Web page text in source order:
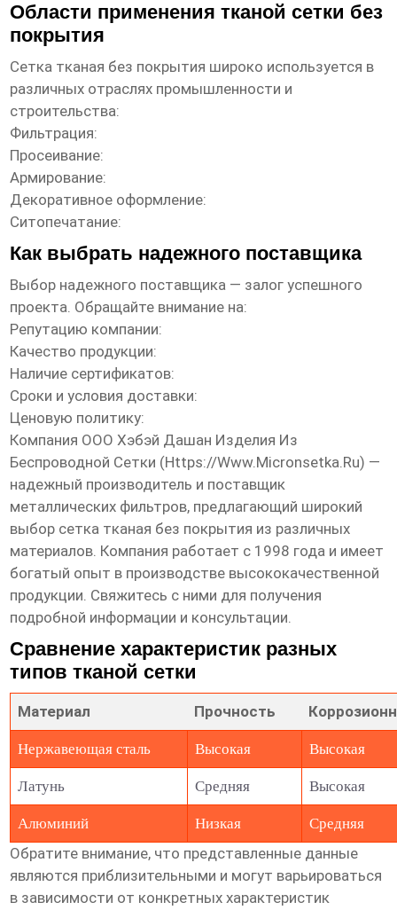
Области применения тканой сетки без
покрытия
Сетка тканая без покрытия широко используется в
различных отраслях промышленности и
строительства:
Фильтрация:
Просеивание:
Армирование:
Декоративное оформление:
Ситопечатание:
Как выбрать надежного поставщика
Выбор надежного поставщика — залог успешного
проекта. Обращайте внимание на:
Репутацию компании:
Качество продукции:
Наличие сертификатов:
Сроки и условия доставки:
Ценовую политику:
Компания ООО Хэбэй Дашан Изделия Из
Беспроводной Сетки (Https://www.micronsetka.ru) —
надежный производитель и поставщик
металлических фильтров, предлагающий широкий
выбор сетка тканая без покрытия из различных
материалов. Компания работает с 1998 года и имеет
богатый опыт в производстве высококачественной
продукции. Свяжитесь с ними для получения
подробной информации и консультации.
Сравнение характеристик разных
типов тканой сетки
Материал Прочность
Нержавеющая сталь Высокая Высокая
Латунь Средняя Высокая
Алюминий Низкая Средняя
Обратите внимание, что представленные данные
являются приблизительными и могут варьироваться
в зависимости от конкретных характеристик